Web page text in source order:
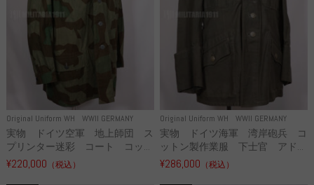
Original Uniform WH WWII GERMANY
実物 ドイツ空軍 地上師団 ス
プリンター迷彩 コート コッ...
¥220,000 （税込）
Original Uniform WH WWII GERMANY
実物 ドイツ海軍 湾岸砲兵 コ
ットン製作業服 下士官 アド...
¥286,000 （税込）